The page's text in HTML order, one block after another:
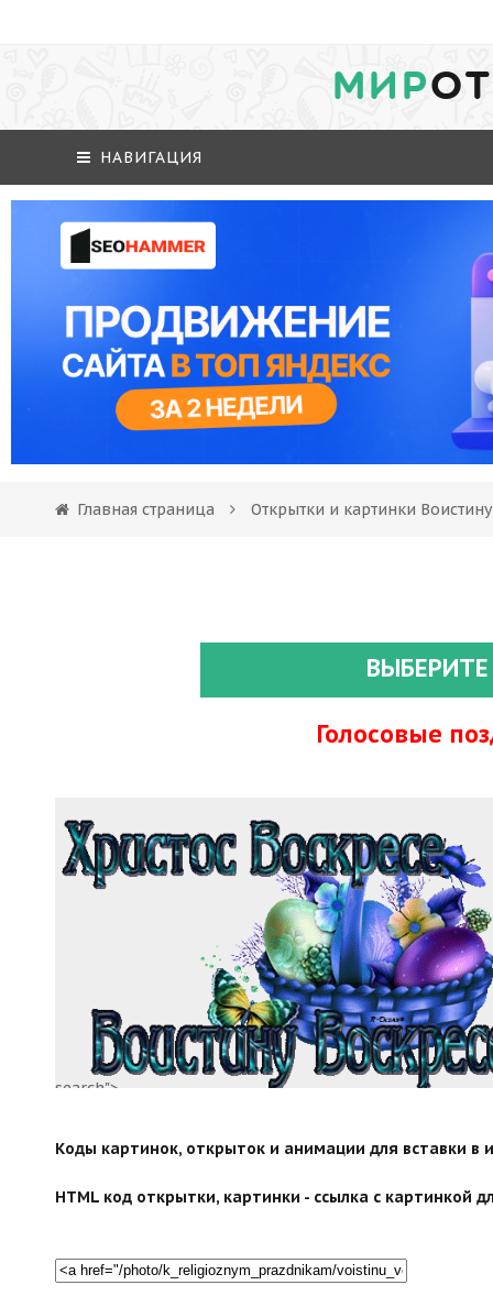
МИР
НАВИГАЦИЯ
Главная страница Открытки и картинки
Голосовые
search">
Коды картинок, открыток и анимации для вставки в
HTML код открытки, картинки - ссылка с картинкой